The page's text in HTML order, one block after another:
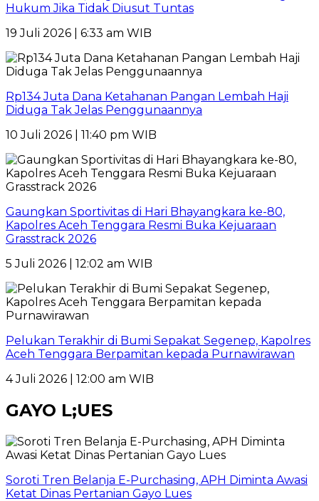
Hukum Jika Tidak Diusut Tuntas
19 Juli 2026 | 6:33 am WIB
Rp134 Juta Dana Ketahanan Pangan Lembah Haji
Diduga Tak Jelas Penggunaannya
10 Juli 2026 | 11:40 pm WIB
Gaungkan Sportivitas di Hari Bhayangkara ke-80,
Kapolres Aceh Tenggara Resmi Buka Kejuaraan
Grasstrack 2026
5 Juli 2026 | 12:02 am WIB
Pelukan Terakhir di Bumi Sepakat Segenep, Kapolres
Aceh Tenggara Berpamitan kepada Purnawirawan
4 Juli 2026 | 12:00 am WIB
GAYO L;UES
Soroti Tren Belanja E-Purchasing, APH Diminta Awasi
Ketat Dinas Pertanian Gayo Lues